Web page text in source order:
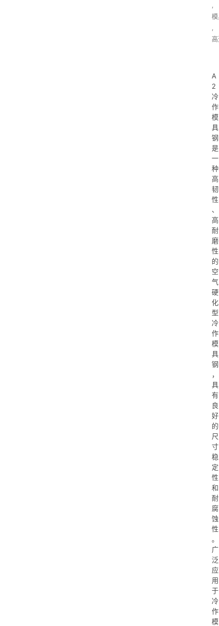
,
,
A
2
冷
作
模
具
钢
是
一
种
高
韧
性
、
高
耐
磨
性
的
空
气
硬
化
型
冷
作
模
具
钢
，
具
有
良
好
的
尺
寸
稳
定
性
和
耐
腐
蚀
性
。
广
泛
应
用
于
冷
作
模